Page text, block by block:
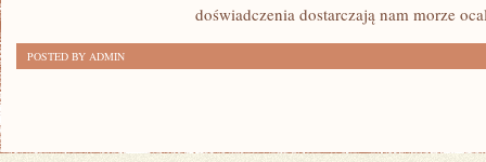
doświadczenia dostarczają nam morze
POSTED BY ADMIN